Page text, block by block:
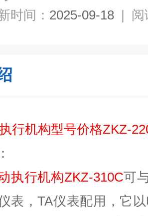
时间： 2025-09-18 | 阅
行机构型号价格ZKZ-
执行机构ZKZ-310C可
表，TA仪表配用，它